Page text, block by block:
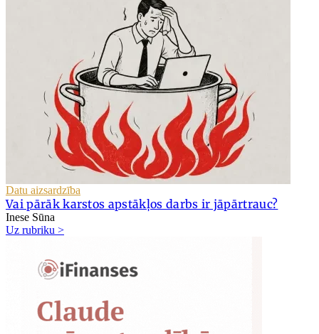
Datu aizsardzība
Vai pārāk karstos apstākļos darbs ir jāpārtrauc?
Inese Sūna
Uz rubriku >